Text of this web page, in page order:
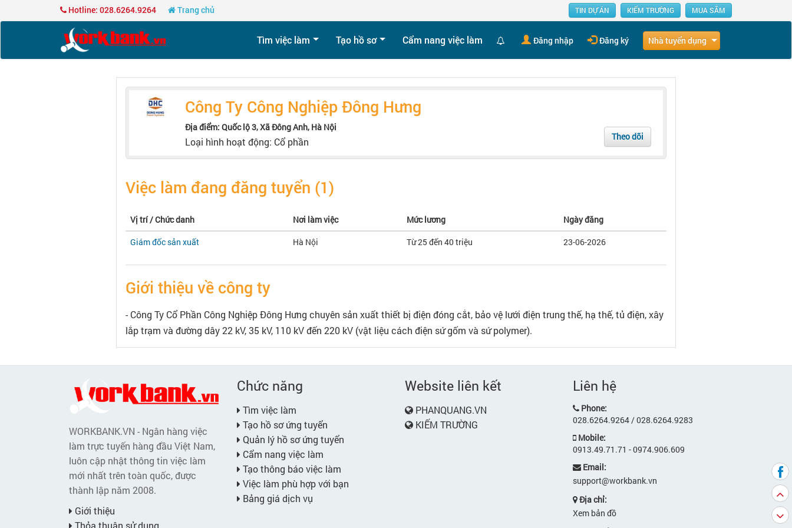
Hotline: 028.6264.9264 Trang chủ TIN DỰ ÁN KIẾM TRƯỜNG MUA SẮM
Tìm việc làm Tạo hồ sơ Cẩm nang việc làm Đăng nhập Đăng ký Nhà tuyển dụng
Công Ty Công Nghiệp Đông Hưng
Địa điểm: Quốc lộ 3, Xã Đông Anh, Hà Nội
Loại hình hoạt động: Cổ phần Theo dõi
Việc làm đang đăng tuyển (1)
Vị trí / Chức danh Nơi làm việc Mức lương
Ngày đăng
Giám đốc sản xuất
Hà Nội Từ 25 đến 40 triệu 23-06-2026
Giới thiệu về công ty
- Công Ty Cổ Phần Công Nghiệp Đông Hưng chuyên sản xuất thiết bị điện đóng cắt, bảo vệ lưới điện trung thế, hạ thế, tủ điện, xây
lắp trạm và đường dây 22 kV, 35 kV, 110 kV đến 220 kV (vật liệu cách điện sứ gốm và sứ polymer).
WORKBANK.VN - Ngân hàng việc
làm trực tuyến hàng đầu Việt Nam,
luôn cập nhật thông tin việc làm
mới nhất trên toàn quốc, được
thành lập năm 2008.
Giới thiệu
Thỏa thuận sử dụng
Chức năng
Tìm việc làm
Tạo hồ sơ ứng tuyển
Quản lý hồ sơ ứng tuyển
Cẩm nang việc làm
Tạo thông báo việc làm
Việc làm phù hợp với bạn
Bảng giá dịch vụ
Website liên kết
PHANQUANG.VN
KIẾM TRƯỜNG
Liên hệ
Phone:
028.6264.9264 / 028.6264.9283
Mobile:
0913.49.71.71 - 0974.906.609
Email:
support@workbank.vn
Địa chỉ:
Xem bản đồ